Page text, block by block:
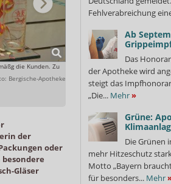
die Kunden. Zu
Bergische-Apotheke
Damit wünscht das Apotheken-
der
oder
Gläser
Fehlverabreichung
Ab
Das
der Apotheke wird
steigt das
„Die... Mehr»
Grüne:
Die Grünen
mehr Hitzeschutz
Motto „Bayern
für besonders... Mehr